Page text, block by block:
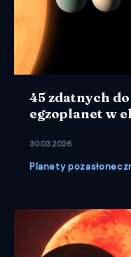
45 zdatnych
egzoplanet w
30.03.2026
Planety